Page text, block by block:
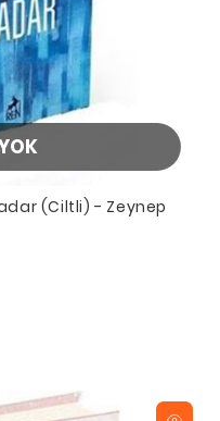
(Ciltli) - Zeynep